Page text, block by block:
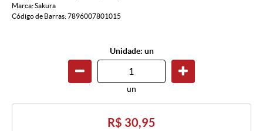
Marca:Sakura
Código de Barras:7896007801015
Unidade: un
un
R$ 30,95